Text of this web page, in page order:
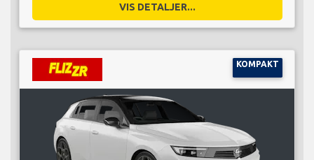
VIS DETALJER...
KOMPAKT